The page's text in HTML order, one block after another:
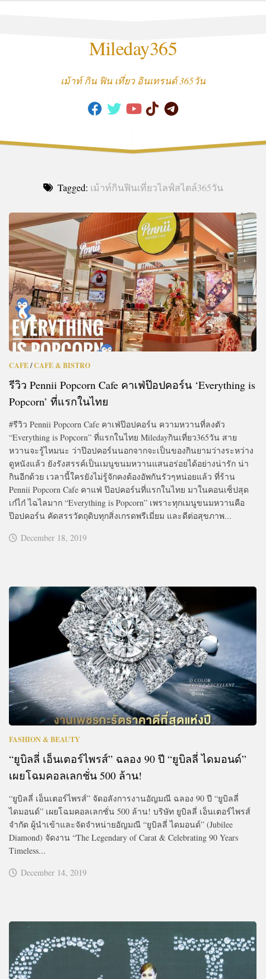
Mileday365
เม้าท์ กิน ฟิน เที่ยว อินเทรนด์ 365วัน
Tagged: เม้าท์กินฟินเที่ยวไลฟ์สไตล์365วัน
CAFE/CAFE & BISTRO
รีวิว Pennii Popcorn Cafe คาเฟ่ป๊อปคอร์น ‘Everything is
Popcorn’ ที่แรกในไทย
#รีวิว Pennii Popcorn Cafe คาเฟ่ป๊อปคอร์น ความหวานที่ลงตัว
“Everything is Popcorn” ที่แรกในไทย Miledayกินเที่ยว365วัน สาย
หวานจะรู้ไหมนะ ว่าป๊อปคอร์นนอกจากจะเป็นของกินยามว่างระหว่าง
ดูหนังแล้ว ยังรังสรรค์เป็นเมนูขนมหวานแสนอร่อยได้อย่างน่ารัก น่า
กินอีกด้วย เวลานี้ใครยังไม่รู้จักคงต้องอัพกันรัวๆหน่อยแล้ว ที่ร้าน
Pennii Popcorn Cafe คาแฟ่ ป๊อปคอร์นที่แรกในไทย มาในคอนเซ็ปสุด
เก๋ไก๋ ไฉไลมาก “Everything is Popcorn” เพราะทุกเมนูขนมหวานคือ
ป๊อปคอร์น คัดสรรวัตถุดิบทุกสิ่งเกรดพรีเมี่ยม และดีต่อสุขภาพ...
December 18, 2019
FASHION & BEAUTY
“ยูบิลลี่ เอ็นเตอร์ไพรส์” ฉลอง 90 ปี “ยูบิลลี่ ไดมอนด์”
เผยโฉมคอลเลกชั่น 500 ล้าน!
“ยูบิลลี่ เอ็นเตอร์ไพรส์” จัดอลังการงานอัญมณี ฉลอง 90 ปี “ยูบิลลี่
ไดมอนด์” เผยโฉมคอลเลกชั่น 500 ล้าน! บริษัท ยูบิลลี่ เอ็นเตอร์ไพรส์
จำกัด ผู้นำเข้าและจัดจำหน่ายอัญมณี “ยูบิลลี่ ไดมอนด์” (Jubilee
Diamond) จัดงาน “The Legendary of Carat & Celebrating 90 Years
Timeless...
December 14, 2019